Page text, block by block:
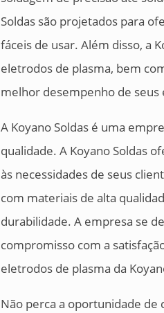
Soldas são projetados para
fáceis de usar. Além disso, a
eletrodos de plasma, bem
melhor desempenho de seus
A Koyano Soldas é uma
qualidade. A Koyano Soldas
às necessidades de seus
com materiais de alta
durabilidade. A empresa se
compromisso com a
eletrodos de plasma da
Não perca a oportunidade